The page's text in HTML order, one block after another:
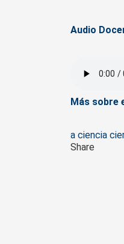
Audio
Más sobre
Tags
a ciencia
Share